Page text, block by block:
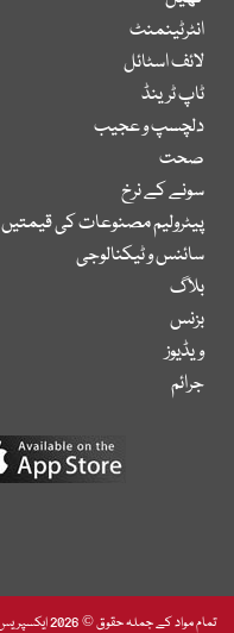
انٹرٹینمنٹ
لائف اسٹائل
ٹاپ ٹرینڈ
دلچسپ و عجیب
صحت
سونے کے نرخ
پیٹرولیم مصنوعات کی قیمتیں
سائنس و ٹیکنالوجی
بلاگ
بزنس
ویڈیوز
جرائم
تمام مواد کے جملہ حقوق © 2026 ایکسپریس اردو